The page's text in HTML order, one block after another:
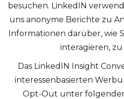
besuchen. LinkedIN
uns anonyme Berichte zu
Informationen darüber, wie
interagieren,
Das LinkedIN Insight
interessenbasierten
Opt-Out unter